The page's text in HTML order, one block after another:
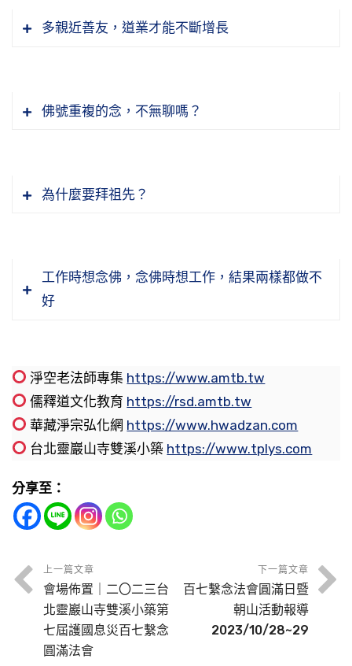
怨。你不喜歡人家罵你，別人也不喜歡你罵他，
心。
這些相，照相機底片就有這個相了。鏡子沒有，
經》講觀照，觀照這樣的心來見這些事物，不著
節錄自：無量壽經選講（三十三品至三十七品）
罰的權力，但是他沒有轉移之權，轉移之權在我
去執行這個賞罰，他沒有權力作善給你降惡報，
也會降福給你們，意思說你不用巴結我，也會降
淨老和尚講，它是一個因果教育的，擔任社教
（社會教育的）。教什麼？教因果，善有善報，
節錄自：淨土集（印光大師法語菁華）（第一
集）
所轉』。我們現在要學習的就在這個地方，我們
興；罵我們，也不會生氣，不執著了。高興起貪
被相所轉，所以很辛苦。如果不執著就不會被相
一樣。
我們看《無量壽經》講五道，有的經典講六道，
阿修羅列為一道，就變成六道。實際上人道也有
阿修羅他也做好事、做善事，他有跟天人一樣的
夾雜這個，變阿修羅。所以修行做好事，如果夾
雜這個煩惱，修到最後就變阿修羅，爭強好勝，
老和尚常講，在台北松山寺有一些老菩薩上香，
他搶第一個，搶頭炷香，去爭，鬥爭，連上香都
要爭。上香是好事，也到寺廟來修福。但是阿修
羅好勝，你出一萬，我出兩萬，我比你多，把你
念，這個念到最後那不是作佛，去作阿修羅，他
有福報。阿修羅容易造業，福報大造的業就重，
至墮到地獄去了。
節錄自：淨土集（第四集）
我們學佛的一個態度，不能高推聖境，也不能漫
就是平常心來念，就叫老實。如果念佛，你還要
平平常常，字句分明，一句接一句一直念下去，
這樣就對了，就這麼簡單，是我們自己把它想得
直念下去，這樣就對了。我們不知不覺跟道就暗
合道妙了，不知不覺你就入這個境界，不要刻意
去求，老實念就好。
毀謗這個會有果報的，不是說罵一罵、毀謗毀謗
個公案。有一個大戶人家的女主人，下面很多婢
女。紀曉嵐聽到她一個婢女講了這個事情，他把
爛，爛到整個口都爛掉了，爛光了。也沒有病，
就是那個舌頭爛爛爛爛，爛到死了。後來那個婢
女看到這樣，一生不敢隨便罵人，她不敢罵人，
不敢毀謗，造這個口業，這個果報她看到了。所
以這個果報也是示現給眾生看，看了之後知道經
上講就是這個事情，不能造這個業，這個都是善
巧方便。
另外，我們最近看老和尚推薦海賢老和尚這個光
碟，第一版裡面有講到，海賢老和尚的八媽口業
很不好，罵詈，又很凶。後來三十二歲的時候，
自己把自己的舌頭咬斷，嚼舌根，把自己的舌頭
護國息災根本的方法在念佛，這個很多人他不知
道，所以他不會認真去念。一切災難都是眾生惡
個業報就可以轉移了，這個地球上不會有災難。
如能有少數人念佛，亦可減輕，如果不能全部的
人都念佛，但是有少數的，比如說一萬個人當中
有一個，這樣也能夠幫助這個世界的災難減輕，
的就是少數人念佛，我們做繫念法會、念佛，迴
向給這個世界消災免難，是可以幫助這個世界的
難，目前我們只能做到這一點。因此，明白這個
道理，就多多勸人念佛，多一個人念佛，就多一
分消災的力量，愈多人念愈好，效果就愈大。
節錄自：護國息災法語（第三集）
話或者做事，這件事都會放在心上。所以這是譬
喻我們念佛這件事情很重要，時常放在心裡，不
管你工作或是跟人談話，你心裡在想佛念佛的念
頭從來沒有忘記，這就是憶佛。所以不管你有空
還是沒空，這一念都不會忘記，心裡都有佛，這
叫做憶佛。
集）
能看到。心還沒清淨以前，最好不要想要看到什
麼，如果一直想要看到什麼，魔就會來擾亂你，
被魔騙了。這很重要，所以要見如不見。換句話
說，如果你看到惡的境界，你的心也保持如如不
動，惡境界也是在考驗你，讓你的功夫提升進
步。所以好的境界、壞的境界都是在考驗我們，
『樂』是愛好，心裡真正生起愛好西方極樂世
界，歡喜阿彌陀佛，歡喜要去西方，歡喜見阿彌
陀佛，這個願才是真的，這才是真願。念念當中
想念阿彌陀佛就像我們想念父母、親人一樣，懷
多親近善友，道業才能不斷增長
佛號重複的念，不無聊嗎？
為什麼要拜祖先？
工作時想念佛，念佛時想工作，結果兩樣都做不
好
淨空老法師專集 https://www.amtb.tw
儒釋道文化教育 https://rsd.amtb.tw
華藏淨宗弘化網 https://www.hwadzan.com
台北靈巖山寺雙溪小築 https://www.tplys.com
分享至：
上一篇文章
會場佈置｜二〇二三台
北靈巖山寺雙溪小築第
七屆護國息災百七繫念
圓滿法會
下一篇文章
百七繫念法會圓滿日暨
朝山活動報導
2023/10/28~29